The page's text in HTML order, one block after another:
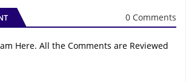
0 Comments
Here. All the Comments are Reviewed